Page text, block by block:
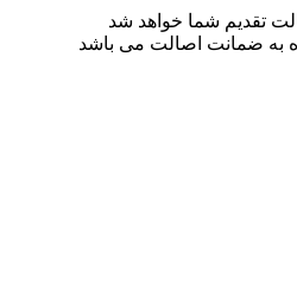
تقدیم شما خواهد شد
به ضمانت اصالت می باشد